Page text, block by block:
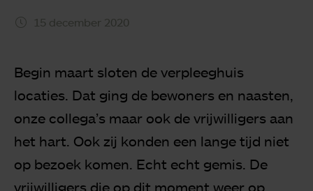
15 december 2020
Begin maart sloten de verpleeghuis
locaties. Dat ging de bewoners en naasten,
onze collega’s maar ook de vrijwilligers aan
het hart. Ook zij konden een lange tijd niet
op bezoek komen. Echt echt gemis. De
vrijwilligers die op dit moment weer op